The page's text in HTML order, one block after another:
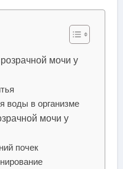
мочи у
воды в организме
мочи у
почек